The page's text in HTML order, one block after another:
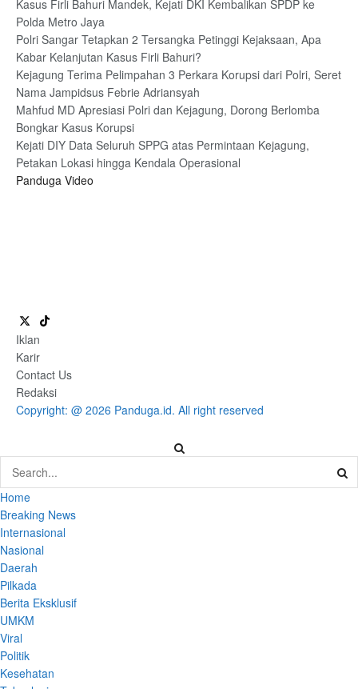
Kasus Firli Bahuri Mandek, Kejati DKI Kembalikan SPDP ke
Polda Metro Jaya
Polri Sangar Tetapkan 2 Tersangka Petinggi Kejaksaan, Apa
Kabar Kelanjutan Kasus Firli Bahuri?
Kejagung Terima Pelimpahan 3 Perkara Korupsi dari Polri, Seret
Nama Jampidsus Febrie Adriansyah
Mahfud MD Apresiasi Polri dan Kejagung, Dorong Berlomba
Bongkar Kasus Korupsi
Kejati DIY Data Seluruh SPPG atas Permintaan Kejagung,
Petakan Lokasi hingga Kendala Operasional
Panduga Video
Iklan
Karir
Contact Us
Redaksi
Copyright: @ 2026 Panduga.id. All right reserved
Home
Breaking News
Internasional
Nasional
Daerah
Pilkada
Berita Eksklusif
UMKM
Viral
Politik
Kesehatan